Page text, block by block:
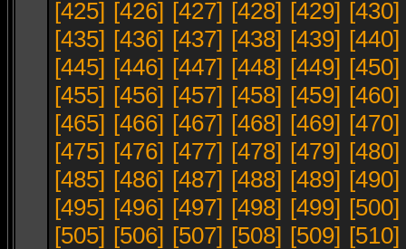
[425] [426] [427] [428] [429] [430]
[435] [436] [437] [438] [439] [440]
[445] [446] [447] [448] [449] [450]
[455] [456] [457] [458] [459] [460]
[465] [466] [467] [468] [469] [470]
[475] [476] [477] [478] [479] [480]
[485] [486] [487] [488] [489] [490]
[495] [496] [497] [498] [499] [500]
[505] [506] [507] [508] [509] [510]